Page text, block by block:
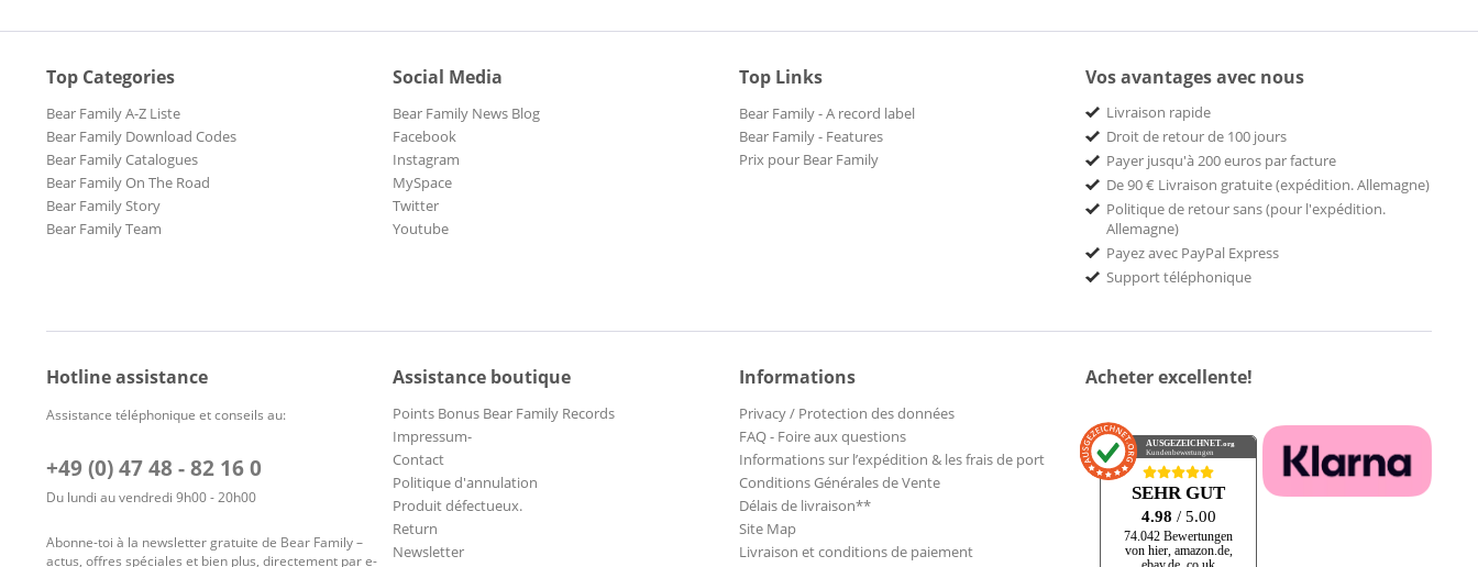
Top Categories
Bear Family A-Z Liste
Bear Family Download Codes
Bear Family Catalogues
Bear Family On The Road
Bear Family Story
Bear Family Team
Social Media
Bear Family News Blog
Facebook
Instagram
MySpace
Twitter
Youtube
Top Links
Bear Family - A record label
Bear Family - Features
Prix pour Bear Family
Vos avantages avec nous
Livraison rapide
Droit de retour de 100 jours
Payer jusqu'à 200 euros par facture
De 90 € Livraison gratuite (expédition. Allemagne)
Politique de retour sans (pour l'expédition.
Allemagne)
Payez avec PayPal Express
Support téléphonique
Hotline assistance
Assistance téléphonique et conseils au:
+49 (0) 47 48 - 82 16 0
Du lundi au vendredi 9h00 - 20h00
Abonne-toi à la newsletter gratuite de Bear Family –
actus, offres spéciales et bien plus, directement par e-
Assistance boutique
Points Bonus Bear Family Records
Impressum-
Contact
Politique d'annulation
Produit défectueux.
Return
Newsletter
Informations
Privacy / Protection des données
FAQ - Foire aux questions
Informations sur l’expédition & les frais de port
Conditions Générales de Vente
Délais de livraison**
Site Map
Livraison et conditions de paiement
Acheter excellente!
AUSGEZEICHNET .org
Kundenbewertungen
SEHR GUT
4.98 / 5.00
74.042 Bewertungen
von hier, amazon.de,